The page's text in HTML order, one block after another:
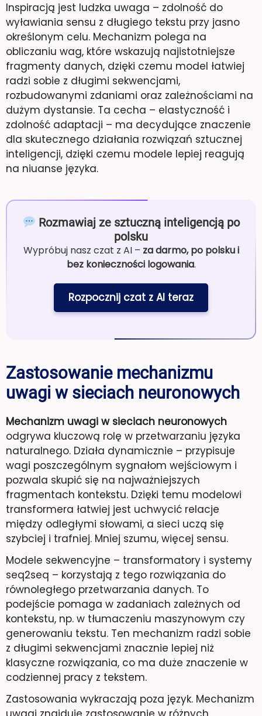
Inspiracją jest ludzka uwaga – zdolność do
wyławiania sensu z długiego tekstu przy jasno
określonym celu. Mechanizm polega na
obliczaniu wag, które wskazują najistotniejsze
fragmenty danych, dzięki czemu model łatwiej
radzi sobie z długimi sekwencjami,
rozbudowanymi zdaniami oraz zależnościami na
dużym dystansie. Ta cecha – elastyczność i
zdolność adaptacji – ma decydujące znaczenie
dla skutecznego działania rozwiązań sztucznej
inteligencji, dzięki czemu modele lepiej reagują
na niuanse języka.
Rozmawiaj ze sztuczną inteligencją po
polsku
Wypróbuj nasz czat z AI – za darmo, po polsku i
bez konieczności logowania.
Rozpocznij czat z AI teraz
Zastosowanie mechanizmu
uwagi w sieciach neuronowych
Mechanizm uwagi w sieciach neuronowych
odgrywa kluczową rolę w przetwarzaniu języka
naturalnego. Działa dynamicznie – przypisuje
wagi poszczególnym sygnałom wejściowym i
pozwala skupić się na najważniejszych
fragmentach kontekstu. Dzięki temu modelowi
transformera łatwiej jest uchwycić relacje
między odległymi słowami, a sieci uczą się
szybciej i trafniej. Mniej szumu, więcej sensu.
Modele sekwencyjne – transformatory i systemy
seq2seq – korzystają z tego rozwiązania do
równoległego przetwarzania danych. To
podejście pomaga w zadaniach zależnych od
kontekstu, np. w tłumaczeniu maszynowym czy
generowaniu tekstu. Ten mechanizm radzi sobie
z długimi sekwencjami znacznie lepiej niż
klasyczne rozwiązania, co ma duże znaczenie w
codziennej pracy z tekstem.
Zastosowania wykraczają poza język. Mechanizm